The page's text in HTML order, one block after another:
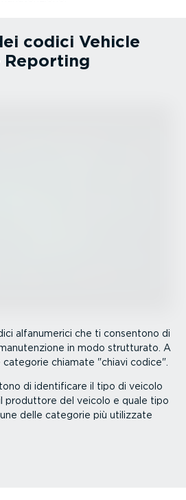
codici Vehicle
Reporting
alfanu­merici che ti consentono di
in modo strutturato. A
chiamate "chiavi codice".
di identi­ficare il tipo di veicolo
produttore del veicolo e quale tipo
delle categorie più utilizzate